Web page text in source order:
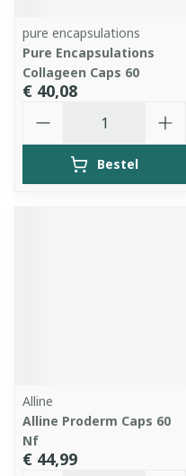
pure encapsulations
Pure Encapsulations
Collageen Caps 60
€ 40,08
Bestel
Alline
Alline Proderm Caps 60
Nf
€ 44,99